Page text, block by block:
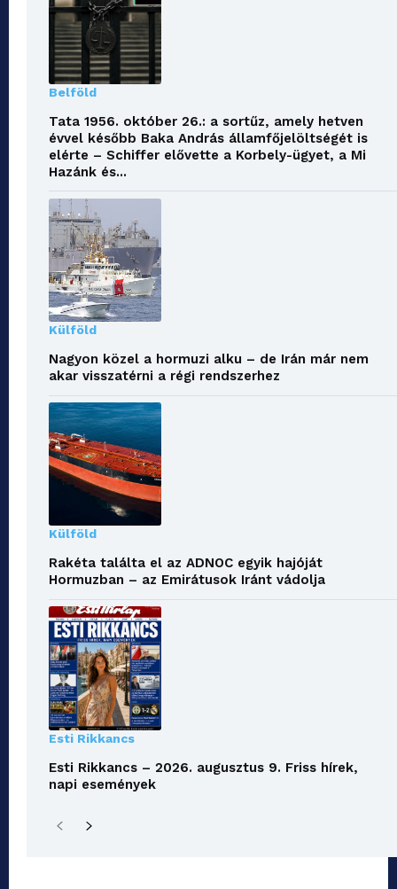
Belföld
Tata 1956. október 26.: a sortűz, amely hetven
évvel később Baka András államfőjelöltségét is
elérte – Schiffer elővette a Korbely-ügyet, a Mi
Hazánk és...
Külföld
Nagyon közel a hormuzi alku – de Irán már nem
akar visszatérni a régi rendszerhez
Külföld
Rakéta találta el az ADNOC egyik hajóját
Hormuzban – az Emirátusok Iránt vádolja
Esti Rikkancs
Esti Rikkancs – 2026. augusztus 9. Friss hírek,
napi események